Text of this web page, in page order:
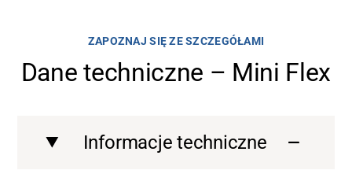
ZAPOZNAJ SIĘ ZE SZCZEGÓŁAMI
Dane techniczne – Mini Flex
Informacje techniczne